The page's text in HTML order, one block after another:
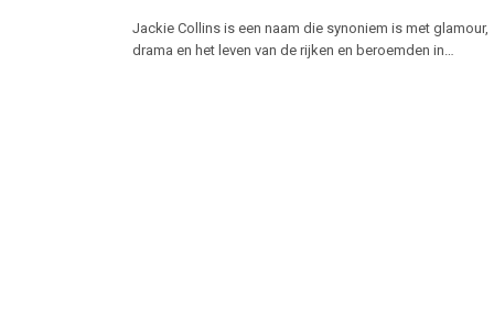
Jackie Collins is een naam die synoniem is met glamour,
drama en het leven van de rijken en beroemden in…